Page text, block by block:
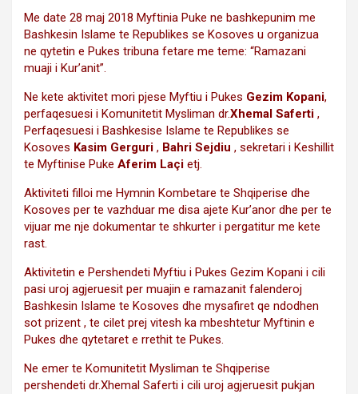
Me date 28 maj 2018 Myftinia Puke ne bashkepunim me
Bashkesin Islame te Republikes se Kosoves u organizua
ne qytetin e Pukes tribuna fetare me teme: “Ramazani
muaji i Kur’anit”.
Ne kete aktivitet mori pjese Myftiu i Pukes Gezim Kopani,
perfaqesuesi i Komunitetit Mysliman dr.Xhemal Saferti ,
Perfaqesuesi i Bashkesise Islame te Republikes se
Kosoves Kasim Gerguri , Bahri Sejdiu , sekretari i Keshillit
te Myftinise Puke Aferim Laçi etj.
Aktiviteti filloi me Hymnin Kombetare te Shqiperise dhe
Kosoves per te vazhduar me disa ajete Kur’anor dhe per te
vijuar me nje dokumentar te shkurter i pergatitur me kete
rast.
Aktivitetin e Pershendeti Myftiu i Pukes Gezim Kopani i cili
pasi uroj agjeruesit per muajin e ramazanit falenderoj
Bashkesin Islame te Kosoves dhe mysafiret qe ndodhen
sot prizent , te cilet prej vitesh ka mbeshtetur Myftinin e
Pukes dhe qytetaret e rrethit te Pukes.
Ne emer te Komunitetit Mysliman te Shqiperise
pershendeti dr.Xhemal Saferti i cili uroj agjeruesit pukjan